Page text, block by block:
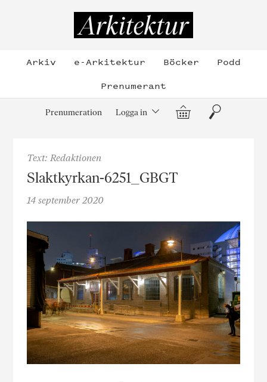
Arkiv e-Arkitektur Böcker
Podd
Prenumerant
Prenumeration Logga in Varukorg
Sök
Text: Redaktionen
Slaktkyrkan-6251_GBGT
14 september 2020